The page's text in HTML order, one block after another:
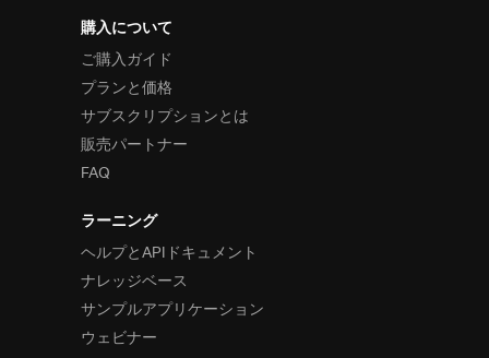
購入について
ご購入ガイド
プランと価格
サブスクリプションとは
販売パートナー
FAQ
ラーニング
ヘルプとAPIドキュメント
ナレッジベース
サンプルアプリケーション
ウェビナー